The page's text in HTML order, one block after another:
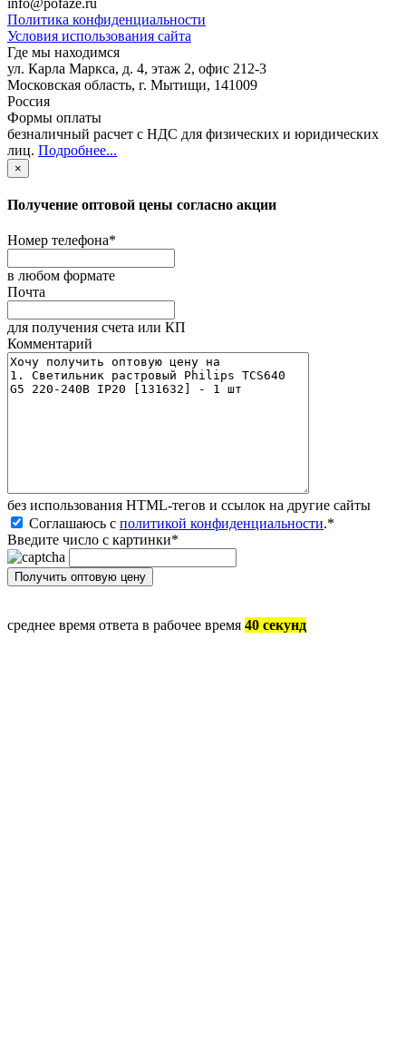
Политика конфиденциальности
Условия использования сайта
Где мы находимся
ул. Карла Маркса, д. 4, этаж 2, офис 212-3
Московская область, г. Мытищи, 141009
Россия
Формы оплаты
безналичный расчет с НДС для физических и юридических
лиц. Подробнее...
×
Получение оптовой цены согласно акции
Номер телефона*
в любом формате
Почта
для получения счета или КП
Комментарий
без иcпользования HTML-тегов и ссылок на другие сайты
Соглашаюсь с политикой конфиденциальности.*
Введите число с картинки*
среднее время ответа в рабочее время 40 секунд